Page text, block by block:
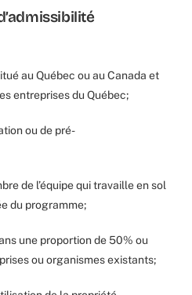
au Québec ou au Canada et
entreprises du Québec;​
ou de pré-
de l’équipe qui travaille en sol
du programme;
une proportion de 50% ou
ou organismes existants;